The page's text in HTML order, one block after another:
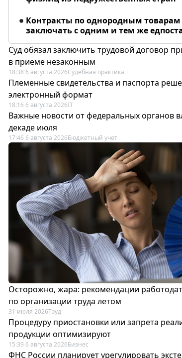
Контракты по однородным
заключать с одним и тем же
Суд обязал заключить трудовой договор
в приеме незаконным
18:38 6 августа 2026Судебная практика
Племенные свидетельства и паспорта
электронный формат
18:16 6 августа 2026IT
Важные новости от федеральных органов
декаде июля
17:46 6 августа 2026Бюджетный учет
Осторожно, жара: рекомендации
по организации труда летом
31 июля 2026Труд
Процедуру приостановки или запрета
продукции оптимизируют
15:39 6 августа 2026Бизнес
ФНС России планирует урегулировать